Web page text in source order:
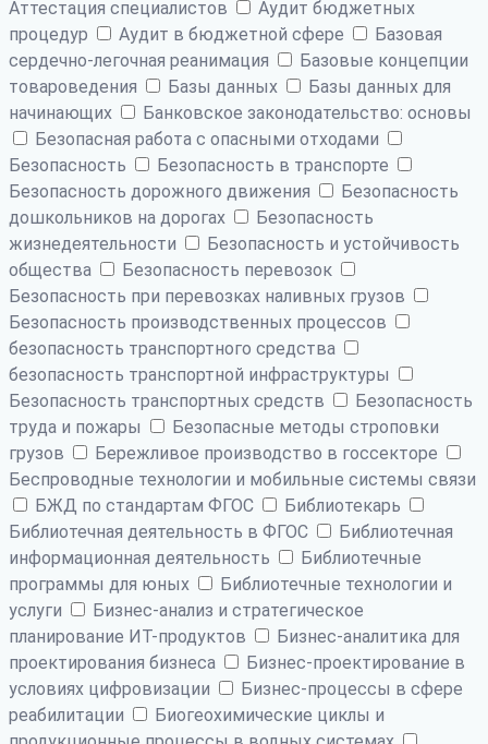
Аттестация специалистов
Аудит бюджетных
процедур
Аудит в бюджетной сфере
Базовая
сердечно-легочная реанимация
Базовые концепции
товароведения
Базы данных
Базы данных для
начинающих
Банковское законодательство: основы
Безопасная работа с опасными отходами
Безопасность
Безопасность в транспорте
Безопасность дорожного движения
Безопасность
дошкольников на дорогах
Безопасность
жизнедеятельности
Безопасность и устойчивость
общества
Безопасность перевозок
Безопасность при перевозках наливных грузов
Безопасность производственных процессов
безопасность транспортного средства
безопасность транспортной инфраструктуры
Безопасность транспортных средств
Безопасность
труда и пожары
Безопасные методы строповки
грузов
Бережливое производство в госсекторе
Беспроводные технологии и мобильные системы связи
БЖД по стандартам ФГОС
Библиотекарь
Библиотечная деятельность в ФГОС
Библиотечная
информационная деятельность
Библиотечные
программы для юных
Библиотечные технологии и
услуги
Бизнес-анализ и стратегическое
планирование ИТ-продуктов
Бизнес-аналитика для
проектирования бизнеса
Бизнес-проектирование в
условиях цифровизации
Бизнес-процессы в сфере
реабилитации
Биогеохимические циклы и